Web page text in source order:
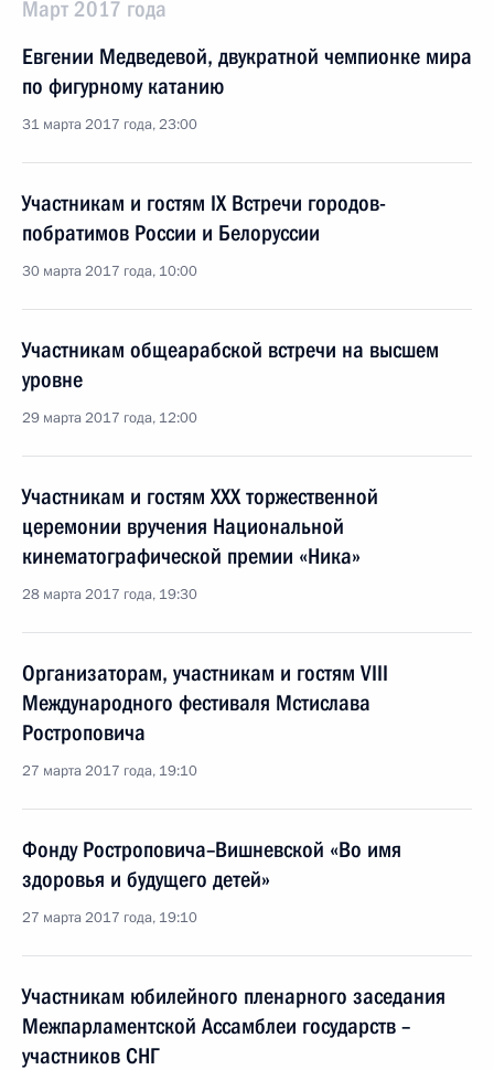
Март 2017 года
Евгении Медведевой, двукратной чемпионке мира
по фигурному катанию
31 марта 2017 года, 23:00
Участникам и гостям IX Встречи городов-
побратимов России и Белоруссии
30 марта 2017 года, 10:00
Участникам общеарабской встречи на высшем
уровне
29 марта 2017 года, 12:00
Участникам и гостям XXX торжественной
церемонии вручения Национальной
кинематографической премии «Ника»
28 марта 2017 года, 19:30
Организаторам, участникам и гостям VIII
Международного фестиваля Мстислава
Ростроповича
27 марта 2017 года, 19:10
Фонду Ростроповича–Вишневской «Во имя
здоровья и будущего детей»
27 марта 2017 года, 19:10
Участникам юбилейного пленарного заседания
Межпарламентской Ассамблеи государств –
участников СНГ